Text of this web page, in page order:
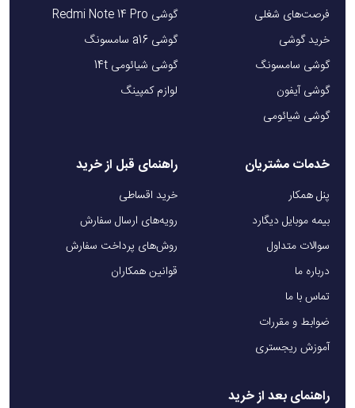
فرصت‌های شغلی
خرید گوشی
گوشی سامسونگ
گوشی آیفون
گوشی شیائومی
گوشی Redmi Note 14 Pro
گوشی a16 سامسونگ
گوشی شیائومی 14t
لوازم کمپینگ
خدمات مشتریان
پنل همکار
بیمه موبایل دیگارد
سوالات متداول
درباره ما
تماس با ما
ضوابط و مقررات
آموزش ریجستری
راهنمای قبل از خرید
خرید اقساطی
رویه‌های ارسال سفارش
روش‌های پرداخت سفارش
قوانین همکاران
راهنمای بعد از خرید